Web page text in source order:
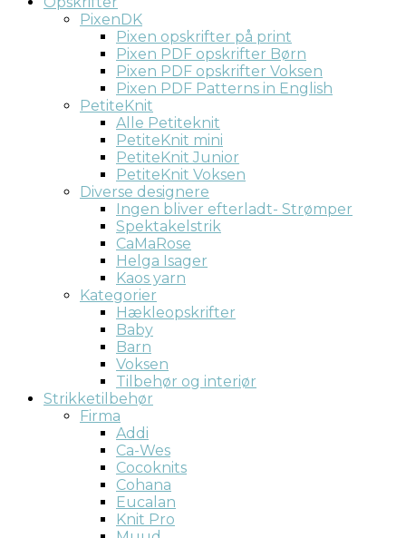
PixenDK
Pixen opskrifter på print
Pixen PDF opskrifter Børn
Pixen PDF opskrifter Voksen
Pixen PDF Patterns in English
PetiteKnit
Alle Petiteknit
PetiteKnit mini
PetiteKnit Junior
PetiteKnit Voksen
Diverse designere
Ingen bliver efterladt- Strømper
Spektakelstrik
CaMaRose
Helga Isager
Kaos yarn
Kategorier
Hækleopskrifter
Baby
Barn
Voksen
Tilbehør og interiør
Strikketilbehør
Firma
Addi
Ca-Wes
Cocoknits
Cohana
Eucalan
Knit Pro